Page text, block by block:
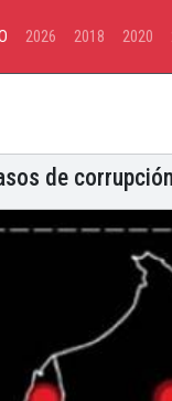
2026 2018 2020
de